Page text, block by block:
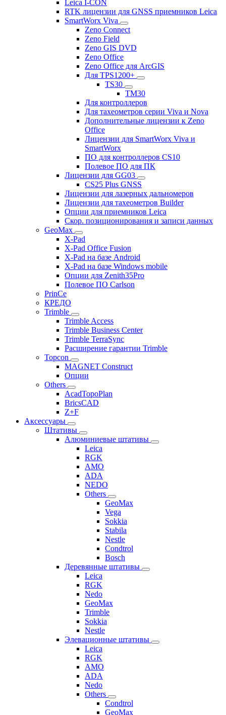
Leica I-CON
RTK лицензии для GNSS приемников Leica
SmartWorx Viva
Zeno Connect
Zeno Field
Zeno GIS DVD
Zeno Office
Zeno Office для ArcGIS
Для TPS1200+
TS30
TM30
Для контроллеров
Для тахеометров серии Viva и Nova
Дополнительные лицензии к Zeno
Office
Лицензии для SmartWorx Viva и
SmartWorx
ПО для контроллеров CS10
Полевое ПО для ПК
Лицензии для GG03
CS25 Plus GNSS
Лицензии для лазерных дальномеров
Лицензии для тахеометров Builder
Опции для приемников Leica
Скор. позиционирования и записи данных
GeoMax
X-Pad
X-Pad Office Fusion
X-Pad на базе Android
X-Pad на базе Windows mobile
Опции для Zenith35Pro
Полевое ПО Carlson
PrinCe
КРЕДО
Trimble
Trimble Access
Trimble Business Center
Trimble TerraSync
Расширение гарантии Trimble
Topcon
MAGNET Construct
Опции
Others
AcadTopoPlan
BricsCAD
Z+F
Аксессуары
Штативы
Алюминиевые штативы
Leica
RGK
AMO
ADA
NEDO
Others
GeoMax
Vega
Sokkia
Stabila
Nestle
Condtrol
Bosch
Деревянные штативы
Leica
RGK
Nedo
GeoMax
Trimble
Sokkia
Nestle
Элевационные штативы
Leica
RGK
AMO
ADA
Nedo
Others
Condtrol
GeoMax